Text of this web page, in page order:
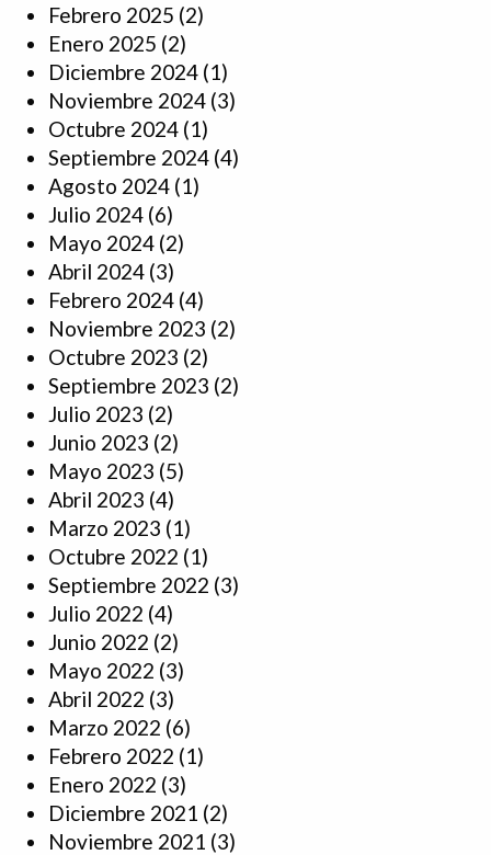
Febrero 2025 (2)
Enero 2025 (2)
Diciembre 2024 (1)
Noviembre 2024 (3)
Octubre 2024 (1)
Septiembre 2024 (4)
Agosto 2024 (1)
Julio 2024 (6)
Mayo 2024 (2)
Abril 2024 (3)
Febrero 2024 (4)
Noviembre 2023 (2)
Octubre 2023 (2)
Septiembre 2023 (2)
Julio 2023 (2)
Junio 2023 (2)
Mayo 2023 (5)
Abril 2023 (4)
Marzo 2023 (1)
Octubre 2022 (1)
Septiembre 2022 (3)
Julio 2022 (4)
Junio 2022 (2)
Mayo 2022 (3)
Abril 2022 (3)
Marzo 2022 (6)
Febrero 2022 (1)
Enero 2022 (3)
Diciembre 2021 (2)
Noviembre 2021 (3)